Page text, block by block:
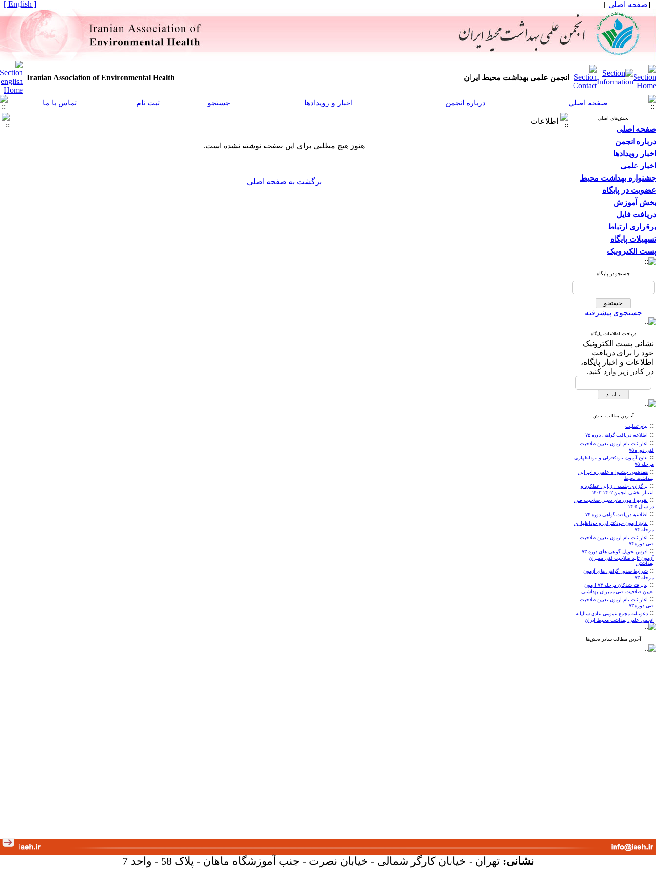
[صفحه اصلی ]
[ English ]
انجمن علمی بهداشت محیط ایران Iranian Association of Environmental Health
صفحه اصلي درباره انجمن اخبار و رویدادها جستجو ثبت نام تماس با ما
بخش‌های اصلی
صفحه اصلی
درباره انجمن
اخبار رویدادها
اخبار علمی
جشنواره بهداشت محیط
عضویت در پایگاه
بخش آموزش
دریافت فایل
برقراری ارتباط
تسهیلات پایگاه
پست الکترونیک
جستجو در پایگاه
جستجوی پیشرفته
دریافت اطلاعات پایگاه
نشانی پست الکترونیک
خود را برای دریافت
اطلاعات و اخبار پایگاه،
در کادر زیر وارد کنید.
آخرین مطالب بخش
:: پیام تسلیت
:: اطلاعیه دریافت گواهی دوره ۷۵
:: آغاز ثبت نام آزمون تعیین صلاحیت
فنی دوره ۷۵
:: نتایج آزمون خودکنترلی و خوداظهاری
مرحله ۷۵
:: هفدهمین جشنواره علمی و اجرایی
بهداشت محیط
:: برگزاری جلسه ارزیابی عملکرد و
اعتبار بخشی انجمن ۱۴۰۲-۱۴۰۳
:: تقویم آزمون های تعیین صلاحیت فنی
در سال ۱۴۰۵
:: اطلاعیه دریافت گواهی دوره ۷۴
:: نتایج آزمون خودکنترلی و خوداظهاری
مرحله ۷۴
:: آغاز ثبت نام آزمون تعیین صلاحیت
فنی دوره ۷۴
::
آدرس تحویل گواهی های دوره ۷۳
آزمون تایید صلاحیت فنی ممیزان
بهداشتی
:: شرایط صدور گواهی های آزمون
مرحله ۷۳
::
پذیرفته شدگان مرحله ۷۳ آزمون
تعیین صلاحیت فنی ممیزان بهداشتی
:: آغاز ثبت نام آزمون تعیین صلاحیت
فنی دوره ۷۳
:: دعوتنامه مجمع عمومی عادی سالیانه
انجمن علمی بهداشت محیط ایران
آخرین مطالب سایر بخش‌ها
اطلاعات
هنوز هیچ مطلبی برای این صفحه نوشته نشده است.
برگشت به صفحه اصلی
نشانی: تهران - خیابان کارگر شمالی - خیابان نصرت - جنب آموزشگاه ماهان - پلاک 58 - واحد 7